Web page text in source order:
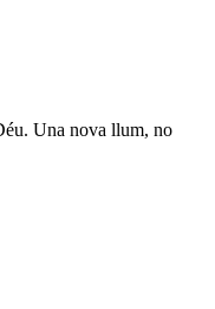
Una nova llum, no